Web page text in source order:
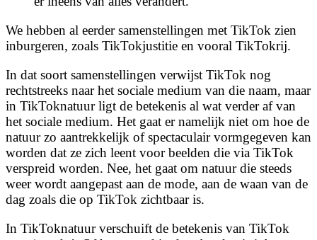
We hebben al eerder samenstellingen met TikTok zien
inburgeren, zoals TikTokjustitie en vooral TikTokrij.
In dat soort samenstellingen verwijst TikTok nog
rechtstreeks naar het sociale medium van die naam, maar
in TikToknatuur ligt de betekenis al wat verder af van
het sociale medium. Het gaat er namelijk niet om hoe de
natuur zo aantrekkelijk of spectaculair vormgegeven kan
worden dat ze zich leent voor beelden die via TikTok
verspreid worden. Nee, het gaat om natuur die steeds
weer wordt aangepast aan de mode, aan de waan van de
dag zoals die op TikTok zichtbaar is.
In TikToknatuur verschuift de betekenis van TikTok